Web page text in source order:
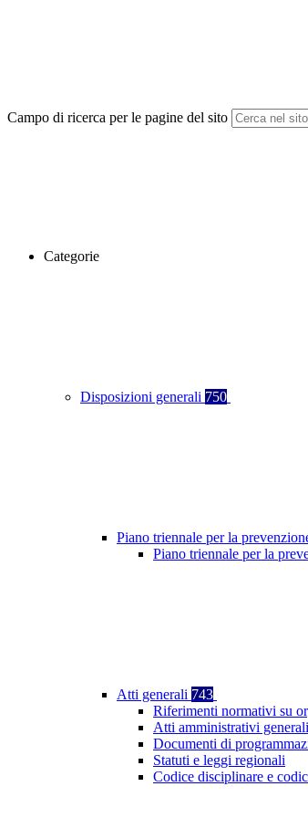
Campo di ricerca per le pagine del sito
Categorie
Disposizioni generali 750
Piano triennale per la
Piano triennale per la
Atti generali 743
Riferimenti normativi su
Atti amministrativi generali
Documenti di
Statuti e leggi regionali
Codice disciplinare e